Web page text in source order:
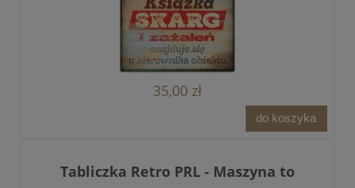
35,00 zł
do koszyka
Tabliczka Retro PRL - Maszyna to